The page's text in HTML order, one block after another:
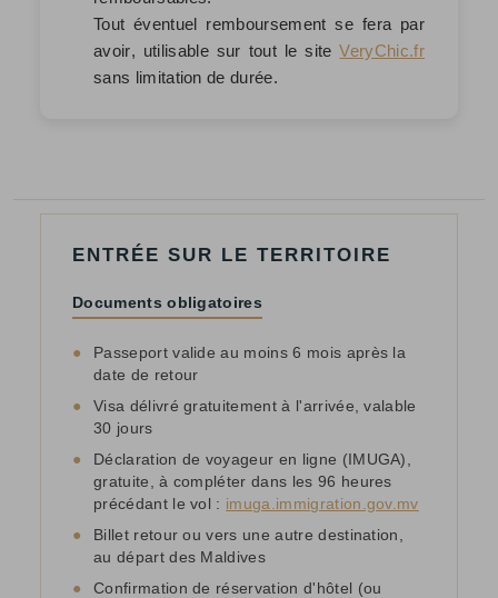
Tout éventuel remboursement se fera par
avoir, utilisable sur tout le siteVeryChic.fr
sans limitation de durée.
ENTRÉE SUR LE TERRITOIRE
Documents obligatoires
●
Passeport valide au moins 6 mois après la
date de retour
●
Visa délivré gratuitement à l'arrivée, valable
30 jours
●
Déclaration de voyageur en ligne (IMUGA),
gratuite, à compléter dans les 96 heures
précédant le vol : imuga.immigration.gov.mv
●
Billet retour ou vers une autre destination,
au départ des Maldives
●
Confirmation de réservation d'hôtel (ou